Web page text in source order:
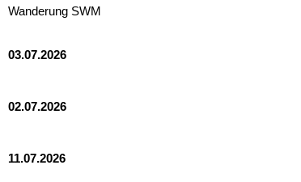
Wanderung SWM
03.07.2026
02.07.2026
11.07.2026